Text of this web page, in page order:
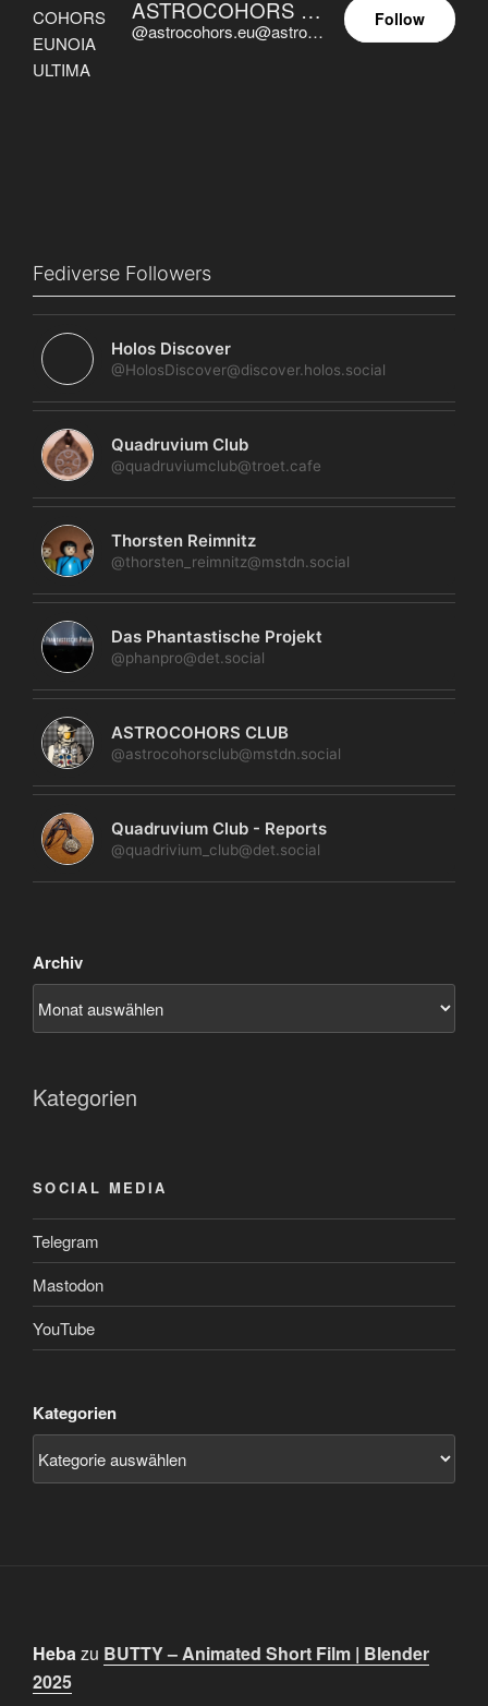
ASTROCOHORS EUNOIA ULTIMA
@astrocohors.eu@astrocohors.eu
Follow
Fediverse Followers
Holos Discover
@HolosDiscover@discover.holos.social
Quadruvium Club
@quadruviumclub@troet.cafe
Thorsten Reimnitz
@thorsten_reimnitz@mstdn.social
Das Phantastische Projekt
@phanpro@det.social
ASTROCOHORS CLUB
@astrocohorsclub@mstdn.social
Quadruvium Club - Reports
@quadrivium_club@det.social
Archiv
Kategorien
SOCIAL MEDIA
Telegram
Mastodon
YouTube
Kategorien
Hebazu BUTTY – Animated Short Film | Blender
2025